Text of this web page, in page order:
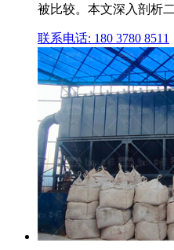
被比较。本文深入剖析
联系电话: 180 3780 8511